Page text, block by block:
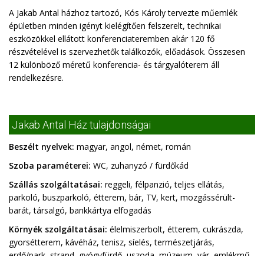
A Jakab Antal házhoz tartozó, Kós Károly tervezte műemlék
épületben minden igényt kielégítően felszerelt, technikai
eszközökkel ellátott konferenciateremben akár 120 fő
részvételével is szervezhetők találkozók, előadások. Összesen
12 különböző méretű konferencia- és tárgyalóterem áll
rendelkezésre.
Jakab Antal Ház tulajdonságai
Beszélt nyelvek: magyar, angol, német, román
Szoba paraméterei: WC, zuhanyzó / fürdőkád
Szállás szolgáltatásai: reggeli, félpanzió, teljes ellátás,
parkoló, buszparkoló, étterem, bár, TV, kert, mozgássérült-
barát, társalgó, bankkártya elfogadás
Környék szolgáltatásai: élelmiszerbolt, étterem, cukrászda,
gyorsétterem, kávéház, tenisz, síelés, természetjárás,